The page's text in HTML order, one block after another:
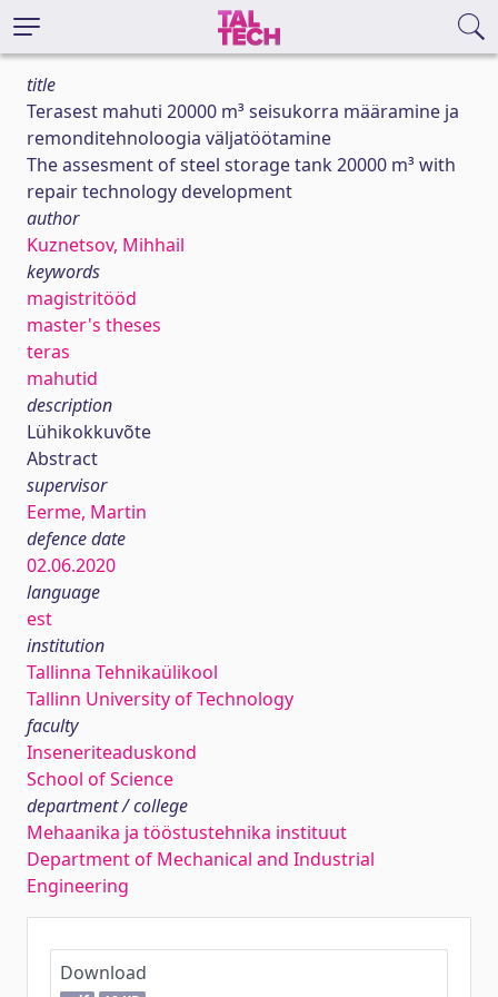
title
Terasest mahuti 20000 m³ seisukorra määramine ja
remonditehnoloogia väljatöötamine
The assesment of steel storage tank 20000 m³ with
repair technology development
author
Kuznetsov, Mihhail
keywords
magistritööd
master's theses
teras
mahutid
description
Lühikokkuvõte
Abstract
supervisor
Eerme, Martin
defence date
02.06.2020
language
est
institution
Tallinna Tehnikaülikool
Tallinn University of Technology
faculty
Inseneriteaduskond
School of Science
department / college
Mehaanika ja tööstustehnika instituut
Department of Mechanical and Industrial
Engineering
Download